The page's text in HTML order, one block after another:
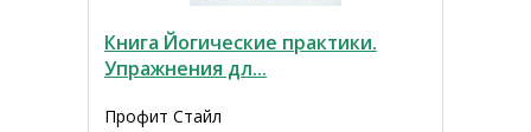
Книга Йогические практики.
Упражнения дл...
Профит Стайл